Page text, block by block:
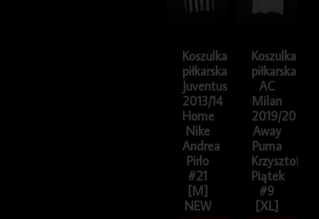
Koszulka
piłkarska
Juventus
2013/14
Home
Nike
Andrea
Pirlo
#21
[M]
NEW
Koszulka
piłkarska
AC
Milan
2019/20
Away
Puma
Krzysztof
Piątek
#9
[XL]